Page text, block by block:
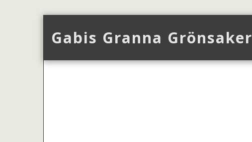
Gabis Granna Grönsaker